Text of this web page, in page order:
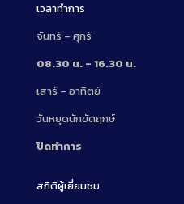
เวลาทำการ
จันทร์ – ศุกร์
08.30 น. – 16.30 น.
เสาร์ – อาทิตย์
วันหยุดนักขัตฤกษ์
ปิดทำการ
สถิติผู้เยี่ยมชม